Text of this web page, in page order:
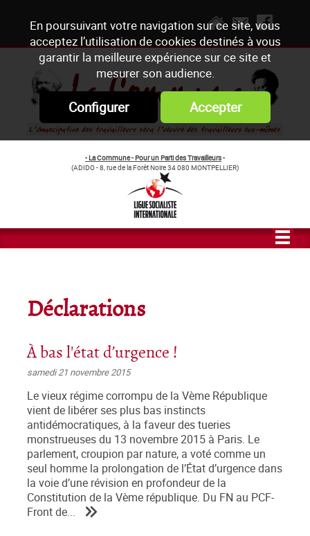
En poursuivant votre navigation sur ce site, vous
acceptez l’utilisation de cookies destinés à vous
garantir la meilleure expérience sur ce site et
mesurer son audience.
Configurer Accepter
- La Commune - Pour un Parti des Travailleurs-
(ADIDO - 8, rue de la Forêt Noire 34 080 MONTPELLIER)
Déclarations
À bas l'état d’urgence !
samedi 21 novembre 2015
Le vieux régime corrompu de la Vème République
vient de libérer ses plus bas instincts
antidémocratiques, à la faveur des tueries
monstrueuses du 13 novembre 2015 à Paris. Le
parlement, croupion par nature, a voté comme un
seul homme la prolongation de l’État d’urgence dans
la voie d’une révision en profondeur de la
Constitution de la Vème république. Du FN au PCF-
Front de...